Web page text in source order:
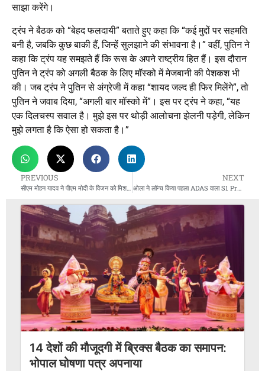
साझा करेंगे।
ट्रंप ने बैठक को “बेहद फलदायी” बताते हुए कहा कि “कई मुद्दों पर सहमति
बनी है, जबकि कुछ बाकी हैं, जिन्हें सुलझाने की संभावना है।” वहीं, पुतिन ने
कहा कि ट्रंप यह समझते हैं कि रूस के अपने राष्ट्रीय हित हैं। इस दौरान
पुतिन ने ट्रंप को अगली बैठक के लिए मॉस्को में मेजबानी की पेशकश भी
की। जब ट्रंप ने पुतिन से अंग्रेजी में कहा “शायद जल्द ही फिर मिलेंगे”, तो
पुतिन ने जवाब दिया, “अगली बार मॉस्को में”। इस पर ट्रंप ने कहा, “यह
एक दिलचस्प सवाल है। मुझे इस पर थोड़ी आलोचना झेलनी पड़ेगी, लेकिन
मुझे लगता है कि ऐसा हो सकता है।”
PREVIOUS
सीएम मोहन यादव ने पीएम मोदी के विजन को मिशन मोड में लागू करने का लिया संकल्प, विरासत और विकास पर जोर
NEXT
ओला ने लॉन्च किया पहला ADAS वाला S1 Pro Sport, 1.49 लाख रुपये की शुरुआती कीमत
14 देशों की मौजूदगी में ब्रिक्स बैठक का समापन:
भोपाल घोषणा पत्र अपनाया